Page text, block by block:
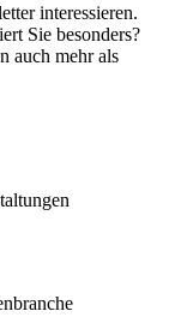
interessieren.
Sie besonders?
auch mehr als